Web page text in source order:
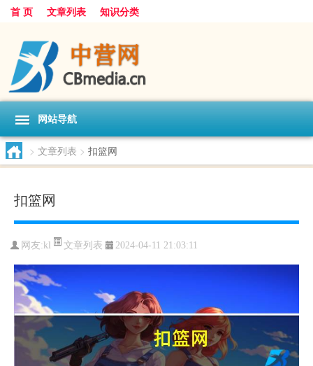
首 页 文章列表 知识分类
网站导航
> 文章列表 > 扣篮网
扣篮网
网友:kl 文章列表 2024-04-11 21:03:11